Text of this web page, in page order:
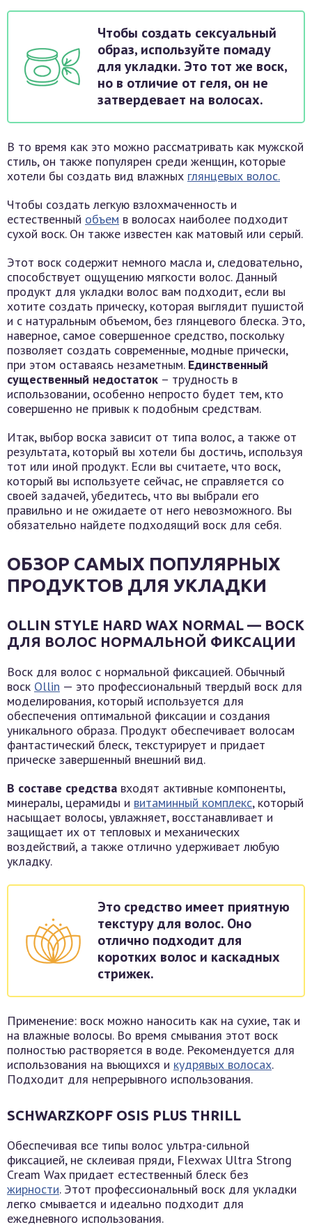
Чтобы создать сексуальный
образ, используйте помаду
для укладки. Это тот же воск,
но в отличие от геля, он не
затвердевает на волосах.
В то время как это можно рассматривать как мужской
стиль, он также популярен среди женщин, которые
хотели бы создать вид влажных глянцевых волос.
Чтобы создать легкую взлохмаченность и
естественный объем в волосах наиболее подходит
сухой воск. Он также известен как матовый или серый.
Этот воск содержит немного масла и, следовательно,
способствует ощущению мягкости волос. Данный
продукт для укладки волос вам подходит, если вы
хотите создать прическу, которая выглядит пушистой
и с натуральным объемом, без глянцевого блеска. Это,
наверное, самое совершенное средство, поскольку
позволяет создать современные, модные прически,
при этом оставаясь незаметным. Единственный
существенный недостаток – трудность в
использовании, особенно непросто будет тем, кто
совершенно не привык к подобным средствам.
Итак, выбор воска зависит от типа волос, а также от
результата, который вы хотели бы достичь, используя
тот или иной продукт. Если вы считаете, что воск,
который вы используете сейчас, не справляется со
своей задачей, убедитесь, что вы выбрали его
правильно и не ожидаете от него невозможного. Вы
обязательно найдете подходящий воск для себя.
ОБЗОР САМЫХ ПОПУЛЯРНЫХ
ПРОДУКТОВ ДЛЯ УКЛАДКИ
OLLIN STYLE HARD WAX NORMAL — ВОСК
ДЛЯ ВОЛОС НОРМАЛЬНОЙ ФИКСАЦИИ
Воск для волос с нормальной фиксацией. Обычный
воск Ollin — это профессиональный твердый воск для
моделирования, который используется для
обеспечения оптимальной фиксации и создания
уникального образа. Продукт обеспечивает волосам
фантастический блеск, текстурирует и придает
прическе завершенный внешний вид.
В составе средства входят активные компоненты,
минералы, церамиды и витаминный комплекс, который
насыщает волосы, увлажняет, восстанавливает и
защищает их от тепловых и механических
воздействий, а также отлично удерживает любую
укладку.
Это средство имеет приятную
текстуру для волос. Оно
отлично подходит для
коротких волос и каскадных
стрижек.
Применение: воск можно наносить как на сухие, так и
на влажные волосы. Во время смывания этот воск
полностью растворяется в воде. Рекомендуется для
использования на вьющихся и кудрявых волосах.
Подходит для непрерывного использования.
SCHWARZKOPF OSIS PLUS THRILL
Обеспечивая все типы волос ультра-сильной
фиксацией, не склеивая пряди, Flexwax Ultra Strong
Cream Wax придает естественный блеск без
жирности. Этот профессиональный воск для укладки
легко смывается и идеально подходит для
ежедневного использования.